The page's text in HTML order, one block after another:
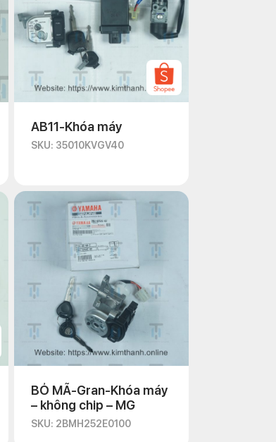
tác động của môi
AB11-Khóa máy
SKU: 35010KVGV40
BỎ MÃ-Gran-Khóa máy
– không chip – MG
SKU: 2BMH252E0100